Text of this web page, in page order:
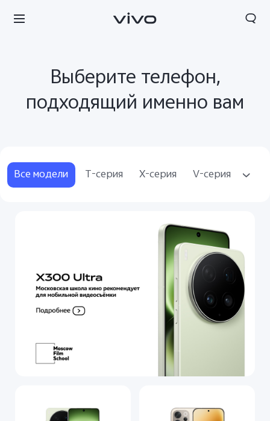
Беларусь | Выберите страну/регион
Выберите телефон,
подходящий именно вам
Все модели T-серия X-серия
V-серия